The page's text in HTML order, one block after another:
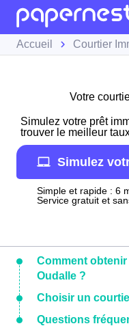
Accueil Courtier
Votre
Simulez votre prêt
trouver le meilleur
Simulez
Simple et rapide : 6
Service gratuit et
Comment
Oudalle ?
Choisir un
Questions